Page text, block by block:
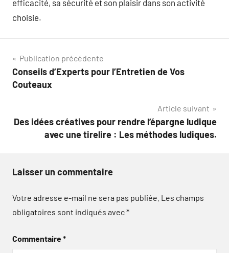
efficacité, sa sécurité et son plaisir dans son activité
choisie.
Navigation
de
Publication précédente
Conseils d’Experts pour l’Entretien de Vos
Couteaux
Article suivant
Des idées créatives pour rendre l’épargne ludique
avec une tirelire : Les méthodes ludiques.
Laisser un commentaire
Votre adresse e-mail ne sera pas publiée. Les champs
obligatoires sont indiqués avec*
Commentaire*